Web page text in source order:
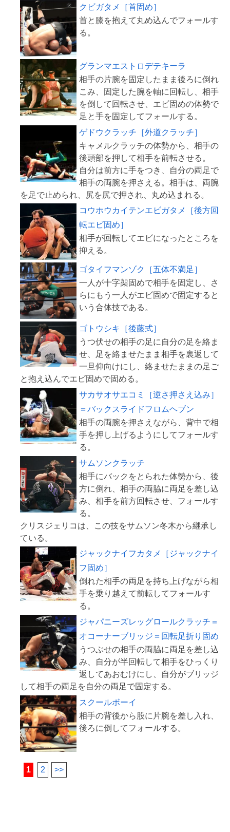
クビガタメ［首固め］
首と膝を抱えて丸め込んでフォールす
グランマエストロデテキーラ
相手の片腕を固定したまま後ろに倒れ
こみ、固定した腕を軸に回転し、相手
を倒して回転させ、エビ固めの体勢で
ゲドウクラッチ［外道クラッチ］
キャメルクラッチの体勢から、相手の
後頭部を押して相手を前転させる。
自分は前方に手をつき、自分の両足で
相手の両腕を押さえる。相手は、両腕
コウホウカイテンエビガタメ［後方回
転エビ固め］
相手が回転してエビになったところを
ゴタイフマンゾク［五体不満足］
一人が十字架固めで相手を固定し、さ
らにもう一人がエビ固めで固定すると
ゴトウシキ［後藤式］
うつ伏せの相手の足に自分の足を絡ま
せ、足を絡ませたまま相手を裏返して
一旦仰向けにし、絡ませたままの足ご
サカサオサエコミ［逆さ押さえ込み］
＝バックスライドフロムヘブン
相手の両腕を押さえながら、背中で相
手を押し上げるようにしてフォールす
サムソンクラッチ
相手にバックをとられた体勢から、後
方に倒れ、相手の両脇に両足を差し込
み、相手を前方回転させ、フォールす
る。
クリスジェリコは、この技をサムソン冬木から継承し
ジャックナイフカタメ［ジャックナイ
フ固め］
倒れた相手の両足を持ち上げながら相
手を乗り越えて前転してフォールす
ジャパニーズレッグロールクラッチ＝
オコーナーブリッジ＝回転足折り固め
うつぶせの相手の両脇に両足を差し込
み、自分が半回転して相手をひっくり
返してあおむけにし、自分がブリッジ
スクールボーイ
相手の背後から股に片腕を差し入れ、
1 2 >>